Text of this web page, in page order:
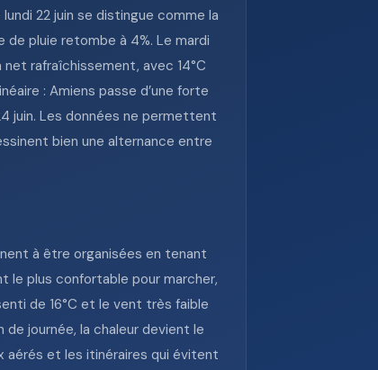
22 juin se distingue comme la
de pluie retombe à 4%. Le mardi
net rafraîchissement, avec 14°C
: Amiens passe d’une forte
juin. Les données ne permettent
bien une alternance entre
à être organisées en tenant
le plus confortable pour marcher,
de 16°C et le vent très faible
de journée, la chaleur devient le
aérés et les itinéraires qui évitent